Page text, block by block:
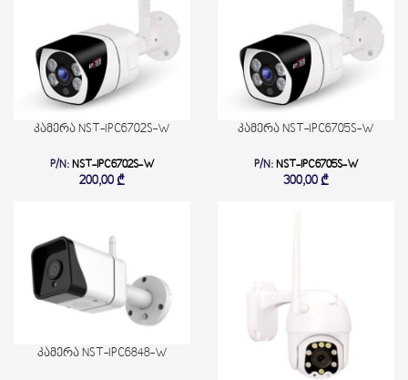
კამერა NST-IPC6702S-W
P/N: NST-IPC6702S-W
200,00 ₾
კამერა NST-IPC6705S-W
P/N: NST-IPC6705S-W
300,00 ₾
კამერა NST-IPC6848-W